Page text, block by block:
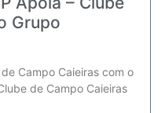
Grupo
Campo Caieiras com o
de Campo Caieiras